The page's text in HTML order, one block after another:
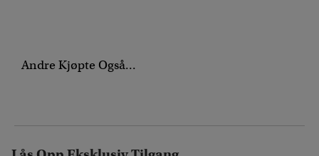
Andre Kjøpte Også...